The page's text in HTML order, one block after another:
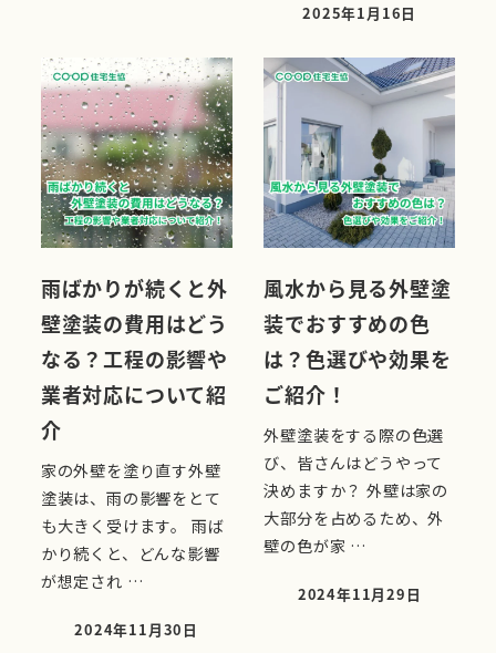
投稿日
2025年1月16日
雨ばかりが続くと外
壁塗装の費用はどう
なる？工程の影響や
業者対応について紹
介
家の外壁を塗り直す外壁
塗装は、雨の影響をとて
も大きく受けます。 雨ば
かり続くと、どんな影響
が想定され …
投稿日
2024年11月30日
風水から見る外壁塗
装でおすすめの色
は？色選びや効果を
ご紹介！
外壁塗装をする際の色選
び、皆さんはどうやって
決めますか？ 外壁は家の
大部分を占めるため、外
壁の色が家 …
投稿日
2024年11月29日